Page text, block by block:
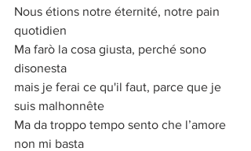
Nous étions notre éternité, notre pain
quotidien
Ma farò la cosa giusta, perché sono
disonesta
mais je ferai ce qu'il faut, parce que je
suis malhonnête
Ma da troppo tempo sento che l’amore
non mi basta